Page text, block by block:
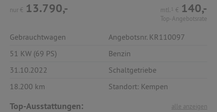
nur € 13.790,- mtl. 1 € 140,-
Top-Angebotsrate
Gebrauchtwagen
Angebotsnr. KR110097
51 KW (69 PS)
Benzin
31.10.2022
Schaltgetriebe
18.200 km
Standort: Kempen
alle anzeigen
Top-Ausstattungen: